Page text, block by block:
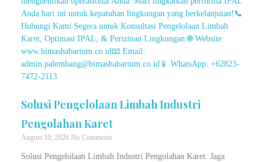
Solusi Pengelolaan Limbah Industri
Pengolahan Karet
August 10, 2026 No Comments
Solusi Pengelolaan Limbah Industri Pengolahan Karet: Jaga